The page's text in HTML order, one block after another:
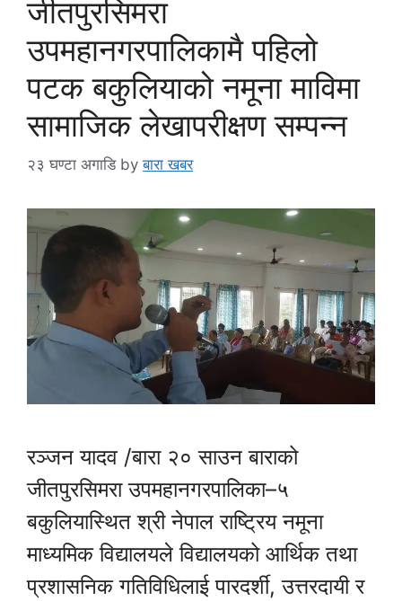
जीतपुरसिमरा
उपमहानगरपालिकामै पहिलो
पटक बकुलियाको नमूना माविमा
सामाजिक लेखापरीक्षण सम्पन्न
२३ घण्टा अगाडि byबारा खबर
रञ्जन यादव /बारा २० साउन बाराको
जीतपुरसिमरा उपमहानगरपालिका–५
बकुलियास्थित श्री नेपाल राष्ट्रिय नमूना
माध्यमिक विद्यालयले विद्यालयको आर्थिक तथा
प्रशासनिक गतिविधिलाई पारदर्शी, उत्तरदायी र